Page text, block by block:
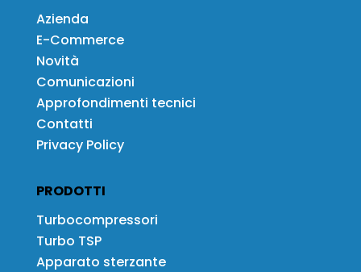
Azienda
E-Commerce
Novità
Comunicazioni
Approfondimenti tecnici
Contatti
Privacy Policy
PRODOTTI
Turbocompressori
Turbo TSP
Apparato sterzante